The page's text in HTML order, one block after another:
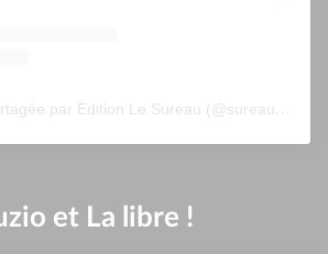
et La libre !